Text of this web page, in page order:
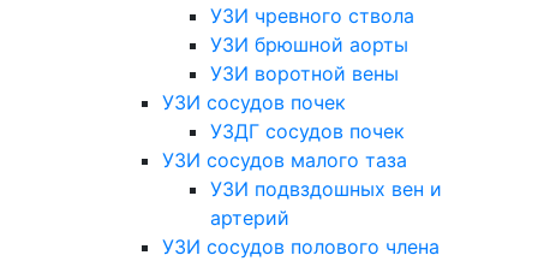
УЗИ чревного ствола
УЗИ брюшной аорты
УЗИ воротной вены
УЗИ сосудов почек
УЗДГ сосудов почек
УЗИ сосудов малого таза
УЗИ подвздошных вен и
артерий
УЗИ сосудов полового члена